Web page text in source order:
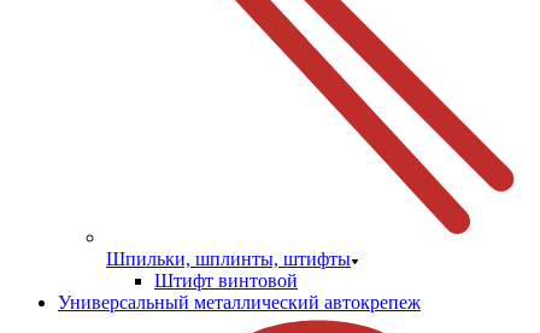
Шпильки, шплинты, штифты
Штифт винтовой
Универсальный металлический автокрепеж